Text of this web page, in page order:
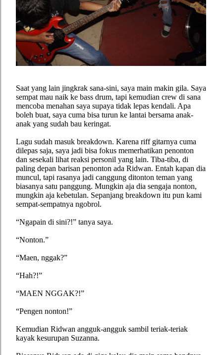
Saat yang lain jingkrak sana-sini, saya main makin gila. Saya
sempat mau naik ke bass drum, tapi kemudian crew di sana
mencoba menahan saya supaya tidak lepas kendali. Apa
boleh buat, saya cuma bisa turun ke lantai bersama anak-
anak yang sudah bau keringat.
Lagu sudah masuk breakdown. Karena riff gitarnya cuma
dilepas saja, saya jadi bisa fokus memerhatikan penonton
dan sesekali lihat reaksi personil yang lain. Tiba-tiba, di
paling depan barisan penonton ada Ridwan. Entah kapan dia
muncul, tapi rasanya jadi canggung ditonton teman yang
biasanya satu panggung. Mungkin aja dia sengaja nonton,
mungkin aja kebetulan. Sepanjang breakdown itu pun kami
sempat-sempatnya ngobrol.
“Ngapain di sini?!” tanya saya.
“Nonton.”
“Maen, nggak?”
“Hah?!”
“MAEN NGGAK?!”
“Pengen nonton!”
Kemudian Ridwan angguk-angguk sambil teriak-teriak
kayak kesurupan Suzanna.